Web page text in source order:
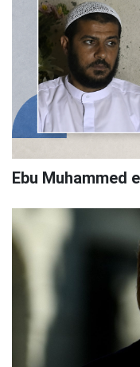
Ebu Muhammed